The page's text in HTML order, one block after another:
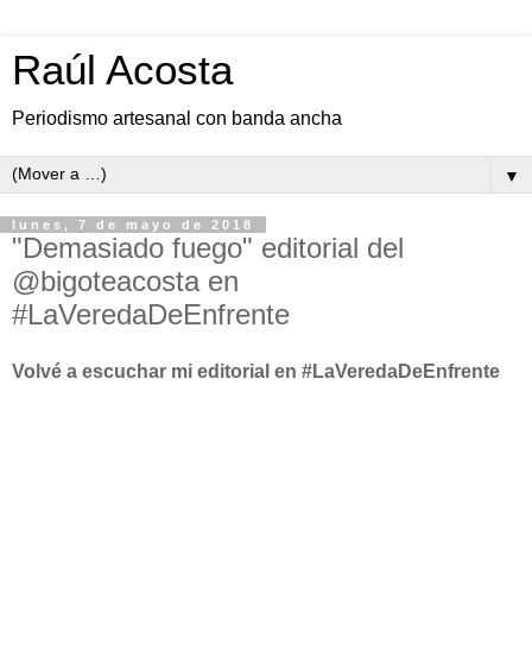
Raúl Acosta
Periodismo artesanal con banda ancha
▼
lunes, 7 de mayo de 2018
"Demasiado fuego" editorial del
@bigoteacosta en
#LaVeredaDeEnfrente
Volvé a escuchar mi editorial en #LaVeredaDeEnfrente